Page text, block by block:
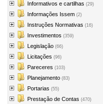
Informativos e cartilhas (29)
Informações Issem (2)
Instruções Normativas (16)
Investimentos (359)
Legislação (66)
Licitações (96)
Pareceres (103)
Planejamento (83)
Portarias (55)
Prestação de Contas (470)